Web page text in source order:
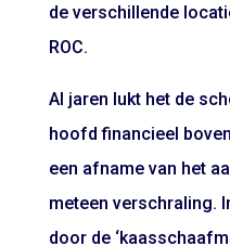
de verschillende
ROC.
Al jaren lukt het de
hoofd financieel
een afname van het
meteen verschraling.
door de